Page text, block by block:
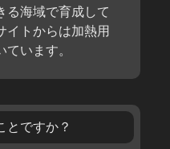
る海域で育成して
イトからは加熱用
います。
とですか？